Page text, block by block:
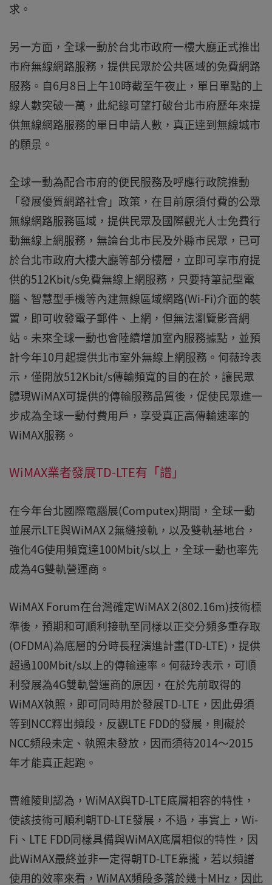
求。
另一方面，全球一動於台北市政府一樓大廳正式推出
市府無線網路服務，提供民眾於公共區域的免費網路
服務。自6月8日上午10時截至午夜止，單日單點的上
線人數突破一萬，此紀錄可望打破台北市府歷年來提
供無線網路服務的單日申請人數，真正達到無線城市
的願景。
全球一動為配合市府的便民服務及呼應行政院推動
「發展優質網路社會」政策，在目前原須付費的公眾
無線網路服務區域，提供民眾及國際觀光人士免費行
動無線上網服務，無論台北市民及外縣市民眾，已可
於台北市政府大樓大廳等部分樓層，立即可享市府提
供的512Kbit/s免費無線上網服務，只要持筆記型電
腦、智慧型手機等內建無線區域網路(Wi-Fi)介面的裝
置，即可收發電子郵件、上網，但無法瀏覽影音網
站。未來全球一動也會陸續增加室內服務據點，並預
計今年10月起提供北市室外無線上網服務。何薇玲表
示，僅開放512Kbit/s傳輸頻寬的目的在於，讓民眾
體現WiMAX可提供的傳輸服務品質後，促使民眾進一
步成為全球一動付費用戶，享受真正高傳輸速率的
WiMAX服務。
WiMAX業者發展TD-LTE有「譜」
在今年台北國際電腦展(Computex)期間，全球一動
並展示LTE與WiMAX 2無縫接軌，以及雙軌基地台，
強化4G使用頻寬達100Mbit/s以上，全球一動也率先
成為4G雙軌營運商。
WiMAX Forum在台灣確定WiMAX 2(802.16m)技術標
準後，預期和可順利接軌至同樣以正交分頻多重存取
(OFDMA)為底層的分時長程演進計畫(TD-LTE)，提供
超過100Mbit/s以上的傳輸速率。何薇玲表示，可順
利發展為4G雙軌營運商的原因，在於先前取得的
WiMAX執照，即可同時用於發展TD-LTE，因此毋須
等到NCC釋出頻段，反觀LTE FDD的發展，則礙於
NCC頻段未定、執照未發放，因而須待2014～2015
年才能真正起跑。
曹維陵則認為，WiMAX與TD-LTE底層相容的特性，
使該技術可順利朝TD-LTE發展，不過，事實上，Wi-
Fi、LTE FDD同樣具備與WiMAX底層相似的特性，因
此WiMAX最終並非一定得朝TD-LTE靠攏，若以頻譜
使用的效率來看，WiMAX頻段多落於幾十MHz，因此